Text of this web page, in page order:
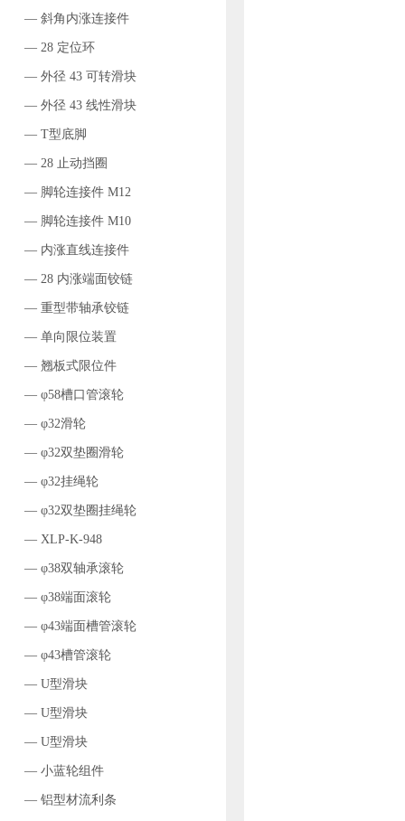
— 斜角内涨连接件
— 28 定位环
— 外径 43 可转滑块
— 外径 43 线性滑块
— T型底脚
— 28 止动挡圈
— 脚轮连接件 M12
— 脚轮连接件 M10
— 内涨直线连接件
— 28 内涨端面铰链
— 重型带轴承铰链
— 单向限位装置
— 翘板式限位件
— φ58槽口管滚轮
— φ32滑轮
— φ32双垫圈滑轮
— φ32挂绳轮
— φ32双垫圈挂绳轮
— XLP-K-948
— φ38双轴承滚轮
— φ38端面滚轮
— φ43端面槽管滚轮
— φ43槽管滚轮
— U型滑块
— U型滑块
— U型滑块
— 小蓝轮组件
— 铝型材流利条